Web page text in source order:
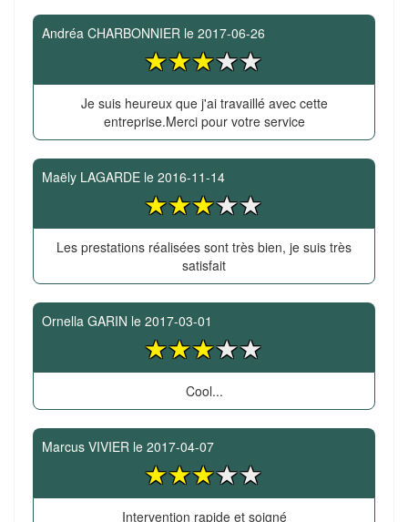
Andréa CHARBONNIER le 2017-06-26
Je suis heureux que j'ai travaillé avec cette
entreprise.Merci pour votre service
Maëly LAGARDE le 2016-11-14
Les prestations réalisées sont très bien, je suis très
satisfait
Ornella GARIN le 2017-03-01
Cool...
Marcus VIVIER le 2017-04-07
Intervention rapide et soigné